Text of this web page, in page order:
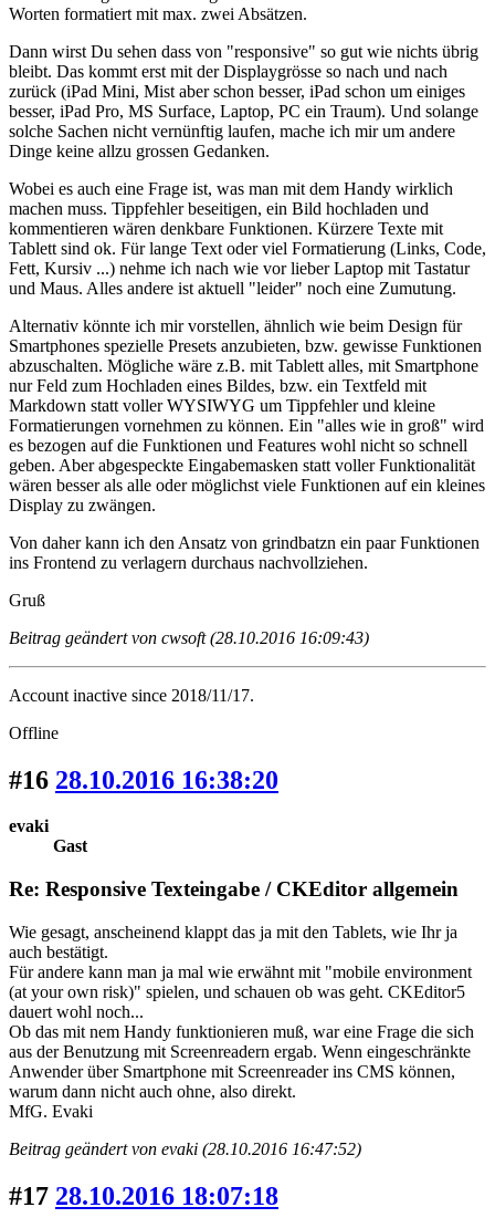
Worten formatiert mit max. zwei Absätzen.
Dann wirst Du sehen dass von "responsive" so gut wie nichts übrig
bleibt. Das kommt erst mit der Displaygrösse so nach und nach
zurück (iPad Mini, Mist aber schon besser, iPad schon um einiges
besser, iPad Pro, MS Surface, Laptop, PC ein Traum). Und solange
solche Sachen nicht vernünftig laufen, mache ich mir um andere
Dinge keine allzu grossen Gedanken.
Wobei es auch eine Frage ist, was man mit dem Handy wirklich
machen muss. Tippfehler beseitigen, ein Bild hochladen und
kommentieren wären denkbare Funktionen. Kürzere Texte mit
Tablett sind ok. Für lange Text oder viel Formatierung (Links, Code,
Fett, Kursiv ...) nehme ich nach wie vor lieber Laptop mit Tastatur
und Maus. Alles andere ist aktuell "leider" noch eine Zumutung.
Alternativ könnte ich mir vorstellen, ähnlich wie beim Design für
Smartphones spezielle Presets anzubieten, bzw. gewisse Funktionen
abzuschalten. Mögliche wäre z.B. mit Tablett alles, mit Smartphone
nur Feld zum Hochladen eines Bildes, bzw. ein Textfeld mit
Markdown statt voller WYSIWYG um Tippfehler und kleine
Formatierungen vornehmen zu können. Ein "alles wie in groß" wird
es bezogen auf die Funktionen und Features wohl nicht so schnell
geben. Aber abgespeckte Eingabemasken statt voller Funktionalität
wären besser als alle oder möglichst viele Funktionen auf ein kleines
Display zu zwängen.
Von daher kann ich den Ansatz von grindbatzn ein paar Funktionen
ins Frontend zu verlagern durchaus nachvollziehen.
Gruß
Beitrag geändert von cwsoft (28.10.2016 16:09:43)
Account inactive since 2018/11/17.
Offline
#16 28.10.2016 16:38:20
evaki
Gast
Re: Responsive Texteingabe / CKEditor allgemein
Wie gesagt, anscheinend klappt das ja mit den Tablets, wie Ihr ja
auch bestätigt.
Für andere kann man ja mal wie erwähnt mit "mobile environment
(at your own risk)" spielen, und schauen ob was geht. CKEditor5
dauert wohl noch...
Ob das mit nem Handy funktionieren muß, war eine Frage die sich
aus der Benutzung mit Screenreadern ergab. Wenn eingeschränkte
Anwender über Smartphone mit Screenreader ins CMS können,
warum dann nicht auch ohne, also direkt.
MfG. Evaki
Beitrag geändert von evaki (28.10.2016 16:47:52)
#17 28.10.2016 18:07:18